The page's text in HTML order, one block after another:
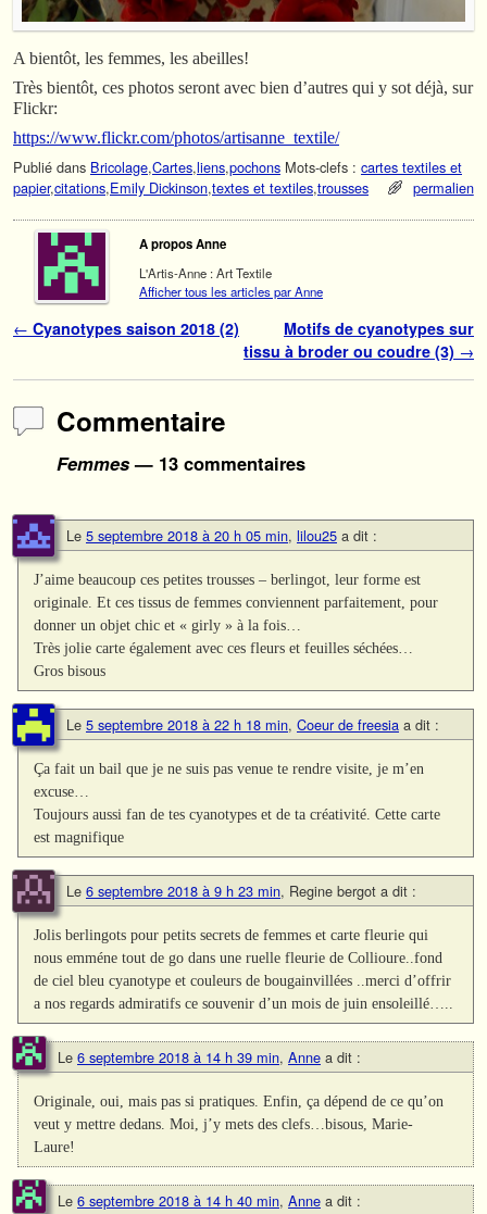
A bientôt, les femmes, les abeilles!
Très bientôt, ces photos seront avec bien d’autres qui y sot déjà, sur
Flickr:
https://www.flickr.com/photos/artisanne_textile/
Publié dans Bricolage,Cartes,liens,pochons Mots-clefs : cartes textiles et
papier,citations,Emily Dickinson,textes et textiles,trousses permalien
A propos Anne
L'Artis-Anne : Art Textile
Afficher tous les articles par Anne
Navigation des articles
← Cyanotypes saison 2018 (2)
Motifs de cyanotypes sur
tissu à broder ou coudre (3) →
Commentaire
Femmes— 13 commentaires
Le 5 septembre 2018 à 20 h 05 min, lilou25 a dit :
J’aime beaucoup ces petites trousses – berlingot, leur forme est
originale. Et ces tissus de femmes conviennent parfaitement, pour
donner un objet chic et « girly » à la fois…
Très jolie carte également avec ces fleurs et feuilles séchées…
Gros bisous
Le 5 septembre 2018 à 22 h 18 min, Coeur de freesia a dit :
Ça fait un bail que je ne suis pas venue te rendre visite, je m’en
excuse…
Toujours aussi fan de tes cyanotypes et de ta créativité. Cette carte
est magnifique
Le 6 septembre 2018 à 9 h 23 min, Regine bergot a dit :
Jolis berlingots pour petits secrets de femmes et carte fleurie qui
nous emméne tout de go dans une ruelle fleurie de Collioure..fond
de ciel bleu cyanotype et couleurs de bougainvillées ..merci d’offrir
a nos regards admiratifs ce souvenir d’un mois de juin ensoleillé…..
Le 6 septembre 2018 à 14 h 39 min, Anne a dit :
Originale, oui, mais pas si pratiques. Enfin, ça dépend de ce qu’on
veut y mettre dedans. Moi, j’y mets des clefs…bisous, Marie-
Laure!
Le 6 septembre 2018 à 14 h 40 min, Anne a dit :